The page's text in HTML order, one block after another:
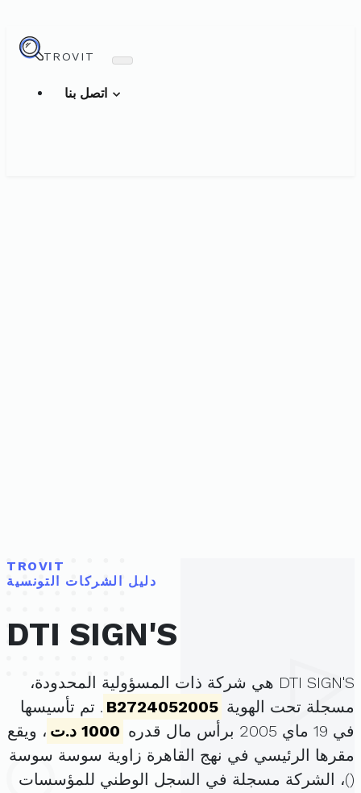
TROVIT
TROVIT
دليل الشركات التونسية
DTI SIGN'S
DTI SIGN'S هي شركة ذات المسؤولية المحدودة،
مسجلة تحت الهوية B2724052005 . تم تأسيسها
في 19 ماي 2005 برأس مال قدره
1000 د.ت
، ويقع
مقرها الرئيسي في نهج القاهرة زاوية سوسة سوسة
()، الشركة مسجلة في السجل الوطني للمؤسسات